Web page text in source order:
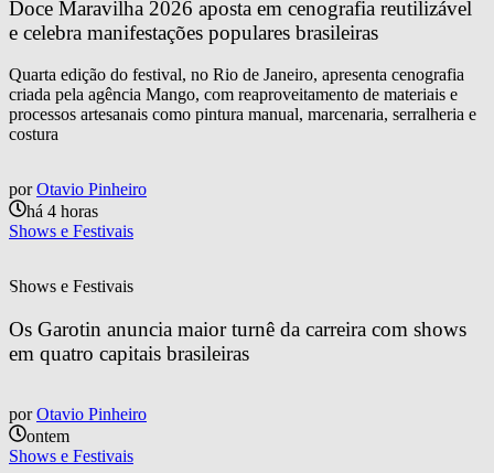
Doce Maravilha 2026 aposta em cenografia reutilizável
e celebra manifestações populares brasileiras
Quarta edição do festival, no Rio de Janeiro, apresenta cenografia
criada pela agência Mango, com reaproveitamento de materiais e
processos artesanais como pintura manual, marcenaria, serralheria e
costura
por Otavio Pinheiro
há 4 horas
Shows e Festivais
Shows e Festivais
Os Garotin anuncia maior turnê da carreira com shows
em quatro capitais brasileiras
por Otavio Pinheiro
ontem
Shows e Festivais